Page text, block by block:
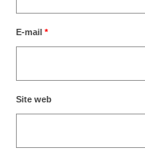
E-mail *
Site web